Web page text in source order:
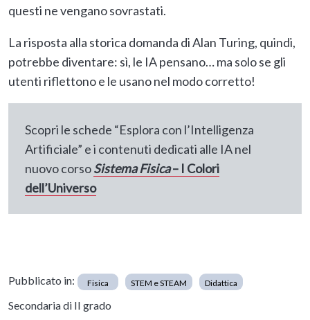
questi ne vengano sovrastati.
La risposta alla storica domanda di Alan Turing, quindi,
potrebbe diventare: sì, le IA pensano… ma solo se gli
utenti riflettono e le usano nel modo corretto!
Scopri le schede “Esplora con l’Intelligenza
Artificiale” e i contenuti dedicati alle IA nel
nuovo corsoSistema Fisica– I Colori
dell’Universo
Pubblicato in: Fisica STEM e STEAM Didattica
Secondaria di II grado